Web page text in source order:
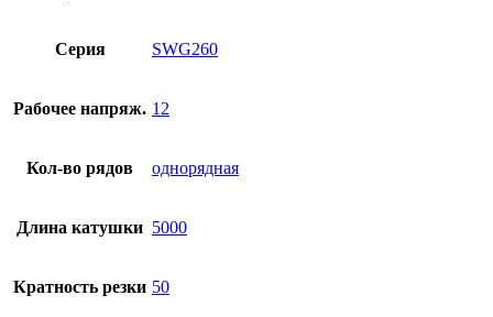
Серия SWG260
Рабочее напряж. 12
Кол-во рядов однорядная
Длина катушки 5000
Кратность резки 50